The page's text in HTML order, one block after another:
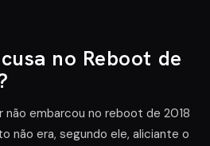
no Reboot de
não embarcou no reboot de 2018
não era, segundo ele, aliciante o